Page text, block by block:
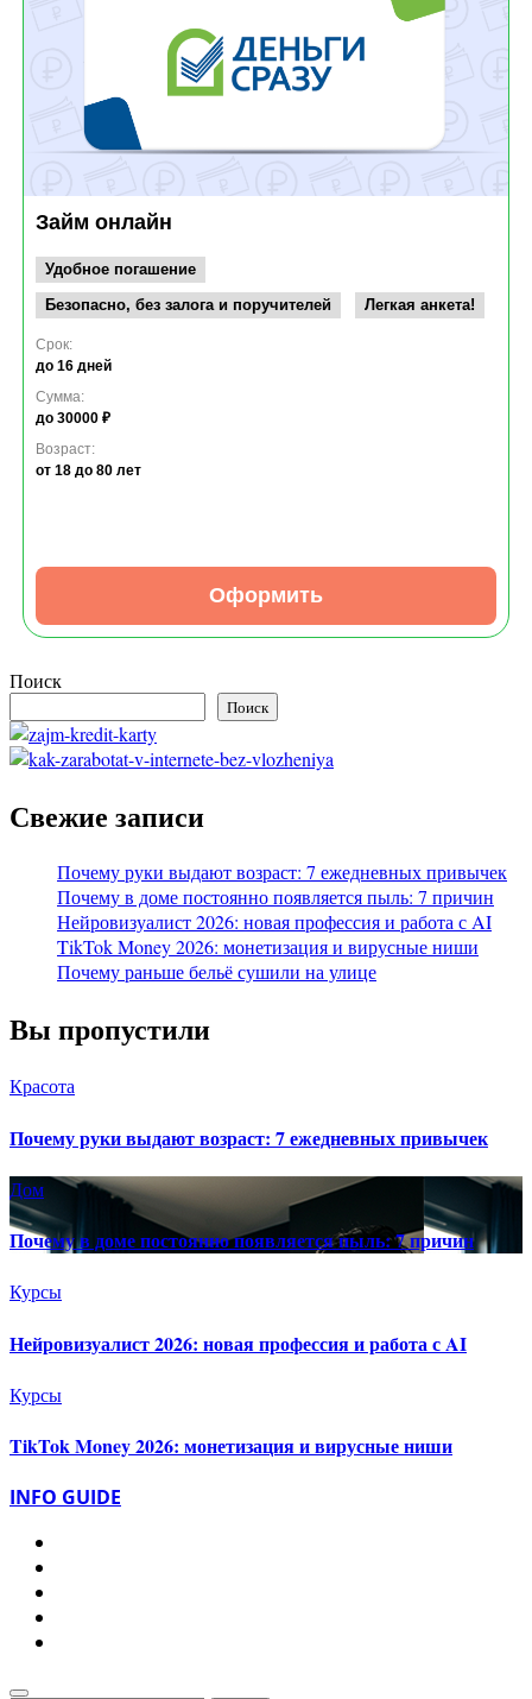
Займ онлайн
Удобное погашение
Безопасно, без залога и поручителей
Легкая анкета!
Срок:
до 16 дней
Сумма:
до 30000 ₽
Возраст:
от 18 до 80 лет
Оформить
Поиск
Поиск
Свежие записи
Почему руки выдают возраст: 7 ежедневных привычек
Почему в доме постоянно появляется пыль: 7 причин
Нейровизуалист 2026: новая профессия и работа с AI
TikTok Money 2026: монетизация и вирусные ниши
Почему раньше бельё сушили на улице
Вы пропустили
Красота
Почему руки выдают возраст: 7 ежедневных привычек
Дом
Почему в доме постоянно появляется пыль: 7 причин
Курсы
Нейровизуалист 2026: новая профессия и работа с AI
Курсы
TikTok Money 2026: монетизация и вирусные ниши
INFO GUIDE